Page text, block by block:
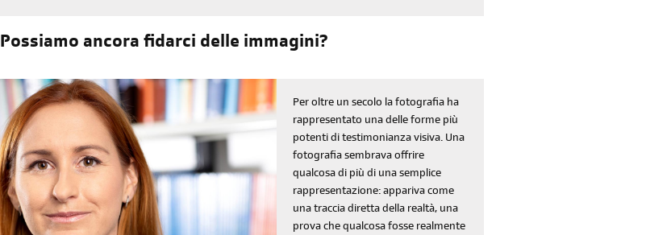
diventa socia/o
iscriviti subito
sondaggi
di' la tua
login
area riservata
Possiamo ancora fidarci delle immagini?
Per oltre un secolo la fotografia ha
rappresentato una delle forme più
potenti di testimonianza visiva. Una
fotografia sembrava offrire
qualcosa di più di una semplice
rappresentazione: appariva come
una traccia diretta della realtà, una
prova che qualcosa fosse realmente